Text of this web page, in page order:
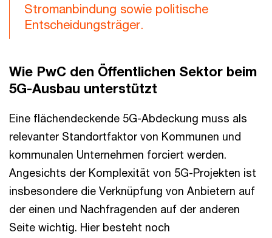
Stromanbindung sowie politische
Entscheidungsträger.
Wie PwC den Öffentlichen Sektor beim
5G-Ausbau unterstützt
Eine flächendeckende 5G-Abdeckung muss als
relevanter Standortfaktor von Kommunen und
kommunalen Unternehmen forciert werden.
Angesichts der Komplexität von 5G-Projekten ist
insbesondere die Verknüpfung von Anbietern auf
der einen und Nachfragenden auf der anderen
Seite wichtig. Hier besteht noch